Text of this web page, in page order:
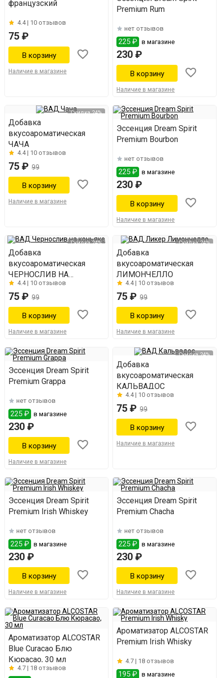
французский
4.4 | 10 отзывов
75 ₽
Наличие в магазине
Premium Rum
нет отзывов
225 ₽ в магазине
230 ₽
Наличие в магазине
Скидка 24%
Добавка
вкусоароматическая
ЧАЧА
4.4 | 10 отзывов
75 ₽ 99
Наличие в магазине
Эссенция Dream Spirit
Premium Bourbon
нет отзывов
225 ₽ в магазине
230 ₽
Наличие в магазине
Скидка 24%
Добавка
вкусоароматическая
ЧЕРНОСЛИВ НА
КОНЬЯКЕ
4.4 | 10 отзывов
75 ₽ 99
Наличие в магазине
Скидка 24%
Добавка
вкусоароматическая
ЛИМОНЧЕЛЛО
4.4 | 10 отзывов
75 ₽ 99
Наличие в магазине
Эссенция Dream Spirit
Premium Grappa
нет отзывов
225 ₽ в магазине
230 ₽
Наличие в магазине
Скидка 24%
Добавка
вкусоароматическая
КАЛЬВАДОС
4.4 | 10 отзывов
75 ₽ 99
Наличие в магазине
Эссенция Dream Spirit
Premium Irish Whiskey
нет отзывов
225 ₽ в магазине
230 ₽
Наличие в магазине
Эссенция Dream Spirit
Premium Chacha
нет отзывов
225 ₽ в магазине
230 ₽
Наличие в магазине
Ароматизатор ALCOSTAR
Blue Curacao Блю
Кюрасао, 30 мл
4.7 | 18 отзывов
Ароматизатор ALCOSTAR
Premium Irish Whisky
4.7 | 18 отзывов
195 ₽ в магазине